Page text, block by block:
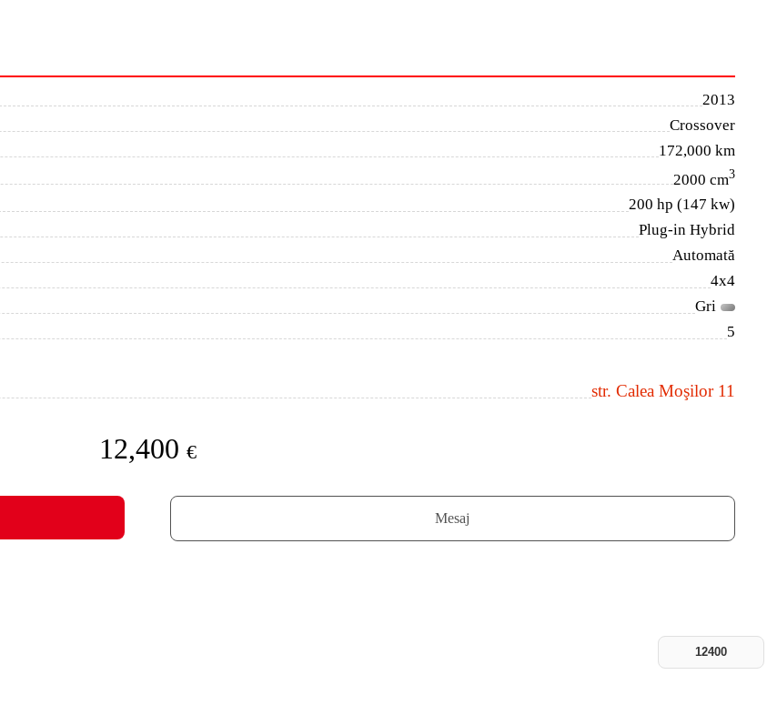
2013
Crossover
172,000 km
2000 cm3
200 hp (147 kw)
Plug-in Hybrid
Automată
4x4
Gri
5
str. Calea Moşilor 11
12,400 €
Mesaj